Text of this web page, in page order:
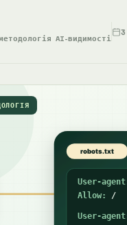
AI-видимості